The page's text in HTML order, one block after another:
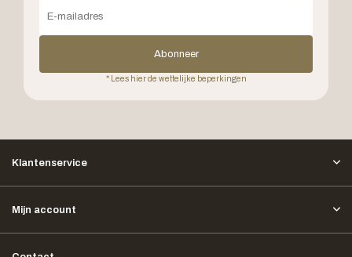
Abonneer
* Lees hier de wettelijke beperkingen
Klantenservice
Mijn account